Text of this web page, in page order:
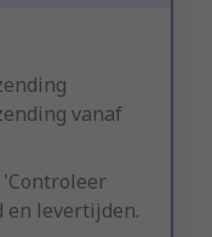
vanaf
'Controleer
en levertijden.